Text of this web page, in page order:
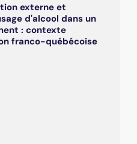
externe et
d'alcool dans un
: contexte
franco-québécoise